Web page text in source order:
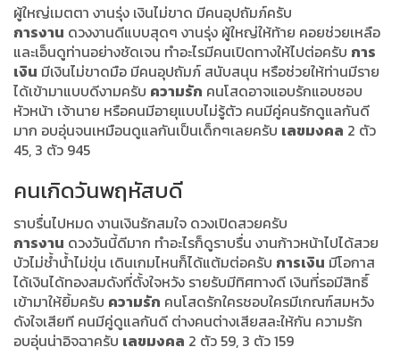
ผู้ใหญ่เมตตา งานรุ่ง เงินไม่ขาด มีคนอุปถัมภ์ครับ
การงาน ดวงงานดีแบบสุดๆ งานรุ่ง ผู้ใหญ่ให้ท้าย คอยช่วยเหลือ
และเอ็นดูท่านอย่างชัดเจน ทำอะไรมีคนเปิดทางให้ไปต่อครับ การ
เงิน มีเงินไม่ขาดมือ มีคนอุปถัมภ์ สนับสนุน หรือช่วยให้ท่านมีราย
ได้เข้ามาแบบดีงามครับ ความรัก คนโสดอาจแอบรักแอบชอบ
หัวหน้า เจ้านาย หรือคนมีอายุแบบไม่รู้ตัว คนมีคู่คนรักดูแลกันดี
มาก อบอุ่นจนเหมือนดูแลกันเป็นเด็กๆเลยครับ เลขมงคล 2 ตัว
45, 3 ตัว 945
คนเกิดวันพฤหัสบดี
ราบรื่นไปหมด งานเงินรักสมใจ ดวงเปิดสวยครับ
การงาน ดวงวันนี้ดีมาก ทำอะไรก็ดูราบรื่น งานก้าวหน้าไปได้สวย
บัวไม่ช้ำน้ำไม่ขุ่น เดินเกมไหนก็ได้แต้มต่อครับ การเงิน มีโอกาส
ได้เงินได้ทองสมดังที่ตั้งใจหวัง รายรับมีทิศทางดี เงินที่รอมีสิทธิ์
เข้ามาให้ยิ้มครับ ความรัก คนโสดรักใครชอบใครมีเกณฑ์สมหวัง
ดังใจเสียที คนมีคู่ดูแลกันดี ต่างคนต่างเสียสละให้กัน ความรัก
อบอุ่นน่าอิจฉาครับ เลขมงคล 2 ตัว 59, 3 ตัว 159